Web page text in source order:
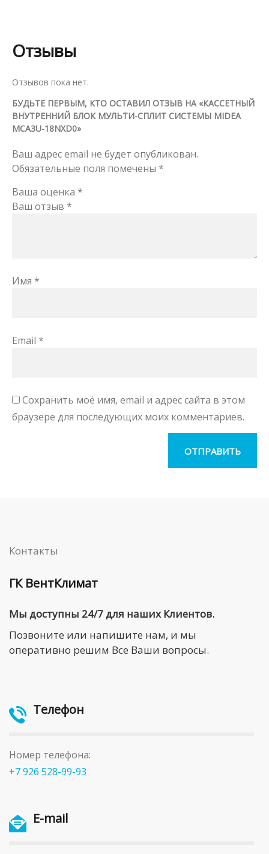
Отзывы
Отзывов пока нет.
БУДЬТЕ ПЕРВЫМ, КТО ОСТАВИЛ ОТЗЫВ НА «КАССЕТНЫЙ
ВНУТРЕННИЙ БЛОК МУЛЬТИ-СПЛИТ СИСТЕМЫ MIDEA
MCA3U-18NXD0»
Ваш адрес email не будет опубликован.
Обязательные поля помечены *
Ваша оценка *
Ваш отзыв *
Имя *
Email *
Сохранить моё имя, email и адрес сайта в этом
браузере для последующих моих комментариев.
Контакты
ГК ВентКлимат
Мы доступны 24/7 для наших Клиентов.
Позвоните или напишите нам, и мы
оперативно решим Все Ваши вопросы.
Телефон
Номер телефона:
+7 926 528-99-93
E-mail